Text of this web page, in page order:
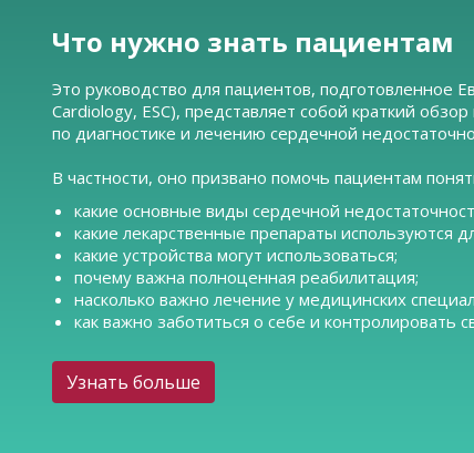
Что нужно знать пациентам
Это руководство для пациентов, подготовленное
Cardiology, ESC), представляет собой краткий
по диагностике и лечению сердечной
В частности, оно призвано помочь пациентам
какие основные виды сердечной
какие лекарственные препараты используются
какие устройства могут использоваться;
почему важна полноценная реабилитация;
насколько важно лечение у медицинских
как важно заботиться о себе и контролировать
Узнать больше